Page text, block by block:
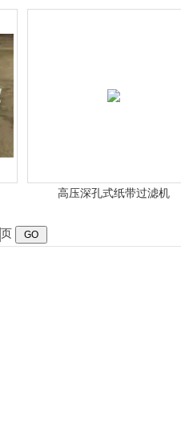
高压深孔式纸带过滤机
页